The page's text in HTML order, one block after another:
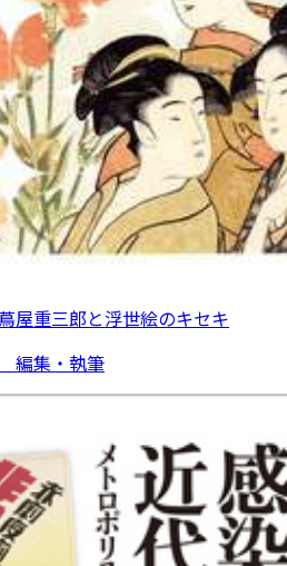
屋重三郎と浮世絵のキセキ
編集・執筆